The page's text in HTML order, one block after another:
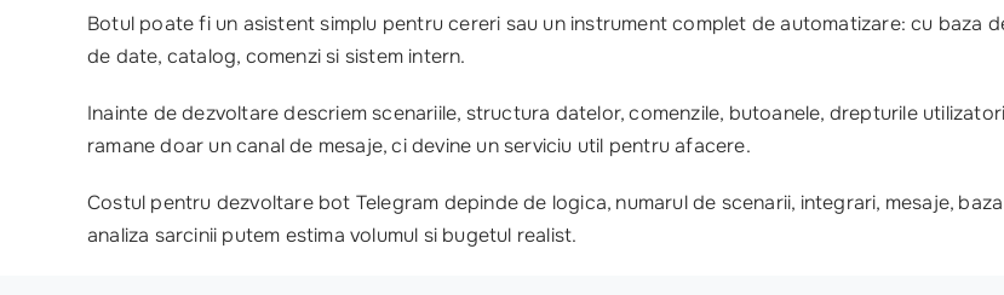
Botul poate fi un asistent simplu pentru cereri sau un instrument complet de automatizare: cu baza
de date, catalog, comenzi si sistem intern.
Inainte de dezvoltare descriem scenariile, structura datelor, comenzile, butoanele, drepturile
ramane doar un canal de mesaje, ci devine un serviciu util pentru afacere.
Costul pentru dezvoltare bot Telegram depinde de logica, numarul de scenarii, integrari, mesaje,
analiza sarcinii putem estima volumul si bugetul realist.